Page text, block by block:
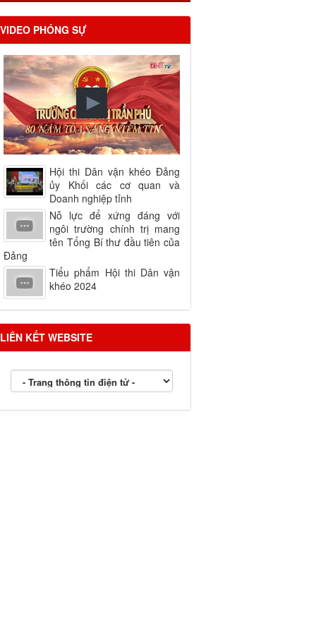
VIDEO PHÓNG SỰ
Hội thi Dân vận khéo Đảng
ủy Khối các cơ quan và
Doanh nghiệp tỉnh
Nỗ lực để xứng đáng với
ngôi trường chính trị mang
tên Tổng Bí thư đầu tiên của
Đảng
Tiểu phẩm Hội thi Dân vận
khéo 2024
LIÊN KẾT WEBSITE